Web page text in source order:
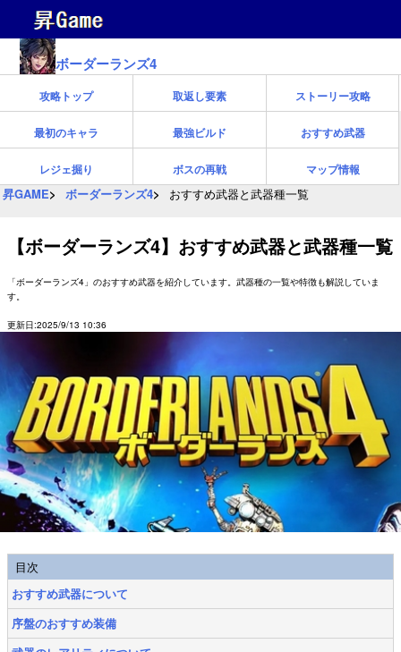
ボーダーランズ4
攻略トップ 取返し要素 ストーリー攻略
最初のキャラ 最強ビルド おすすめ武器
レジェ掘り ボスの再戦 マップ情報
昇GAME ボーダーランズ4 おすすめ武器と武器種一覧
【ボーダーランズ4】おすすめ武器と武器種一覧
「ボーダーランズ4」のおすすめ武器を紹介しています。武器種の一覧や特徴も解説していま
す。
更新日:2025/9/13 10:36
目次
おすすめ武器について
序盤のおすすめ装備